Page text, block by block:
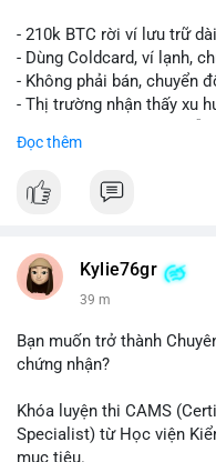
- 210k BTC rời ví lưu trữ
- Dùng Coldcard, ví lạnh,
- Không phải bán, chuyển
- Thị trường nhận thấy xu
#vlikevn #titanbot
Đọc thêm
Kylie76gr
39 m
Bạn muốn trở thành
chứng nhận?
Khóa luyện thi CAMS
Specialist) từ Học viện
mục tiêu.